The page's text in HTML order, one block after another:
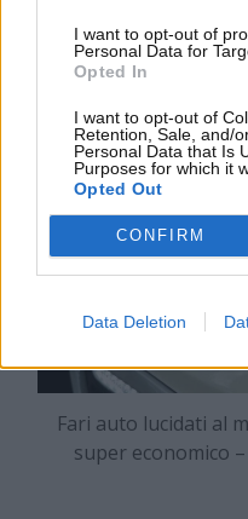
I want to opt-out of
Personal Data for
Opted In
I want to opt-out of
Retention, Sale, and/
Personal Data that Is
Purposes for which it
Opted Out
CONFIRM
Data Deletion
procedura adottare?
Fari auto lucidati al
super economico